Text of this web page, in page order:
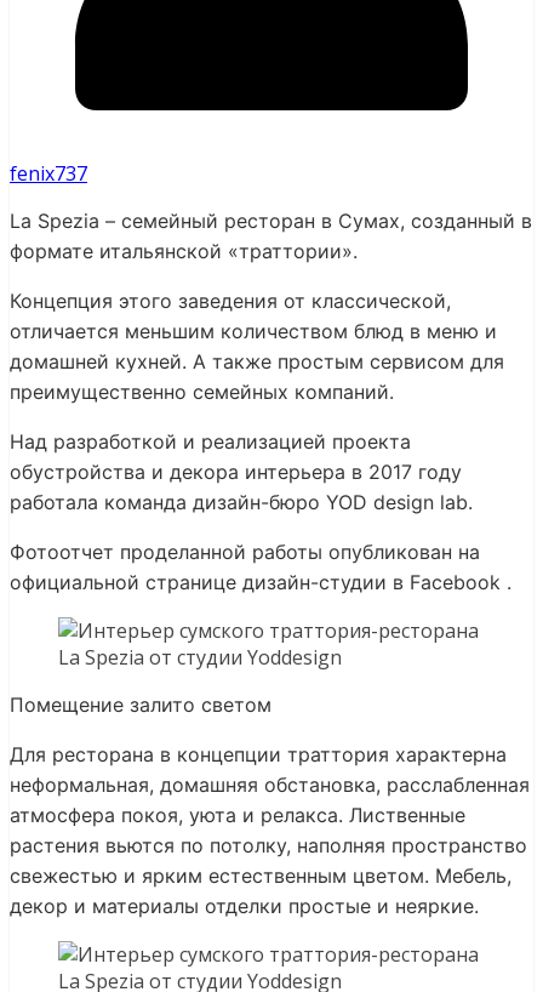
fenix737
La Spezia – семейный ресторан в Сумах, созданный в
формате итальянской «траттории».
Концепция этого заведения от классической,
отличается меньшим количеством блюд в меню и
домашней кухней. А также простым сервисом для
преимущественно семейных компаний.
Над разработкой и реализацией проекта
обустройства и декора интерьера в 2017 году
работала команда дизайн-бюро YOD design lab.
Фотоотчет проделанной работы опубликован на
официальной странице дизайн-студии в Facebook .
Помещение залито светом
Для ресторана в концепции траттория характерна
неформальная, домашняя обстановка, расслабленная
атмосфера покоя, уюта и релакса. Лиственные
растения вьются по потолку, наполняя пространство
свежестью и ярким естественным цветом. Мебель,
декор и материалы отделки простые и неяркие.